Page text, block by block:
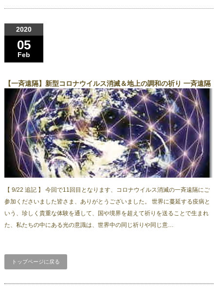
2020
05
Feb
【一斉遠隔】新型コロナウイルス消滅＆地上の調和の祈り 一斉遠隔
【 9/22 追記 】 今回で11回目となります、コロナウイルス消滅の一斉遠隔にご
参加くださいました皆さま、ありがとうございました。 世界に蔓延する疫病と
いう、珍しく貴重な体験を通して、国や境界を超えて祈りを送ることで生まれ
た、私たちの中にある光の意識は、世界中の同じ祈りや同じ意…
トップページに戻る